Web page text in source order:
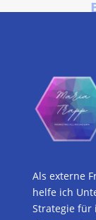
abgestimmt
unterstütze
Gestaltung
Ausarbeitung.
Als externe
helfe ich
Strategie für